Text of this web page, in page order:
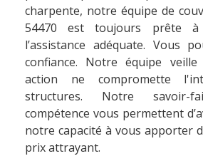
charpente, notre équipe de
54470 est toujours prête
l’assistance adéquate. Vous
confiance. Notre équipe
action ne compromette
structures. Notre
compétence vous permettent
notre capacité à vous apporter
prix attrayant.